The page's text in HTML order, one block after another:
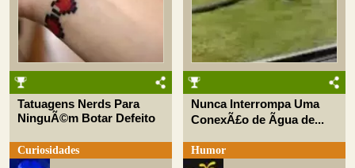
Tatuagens Nerds Para
NinguÃ©m Botar Defeito
Curiosidades
Nunca Interrompa Uma
ConexÃ£o de Ãgua de...
Humor